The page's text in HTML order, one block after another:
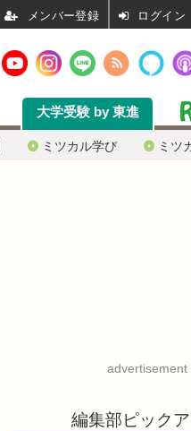
ミツカル学び ミツ
大学受験 by 東進
advertisement
編集部ピック
ログイン